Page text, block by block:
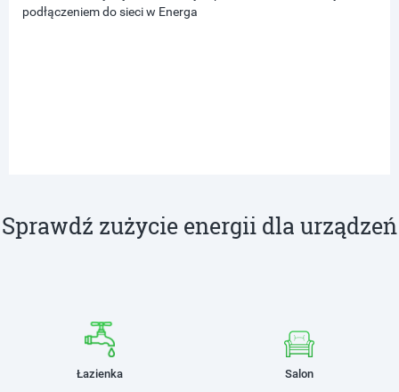
podłączeniem do sieci w Energa
Sprawdź zużycie energii dla urządzeń
Łazienka Salon